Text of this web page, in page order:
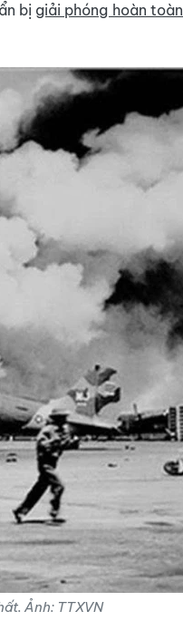
bị giải phóng hoàn toàn
Ảnh: TTXVN